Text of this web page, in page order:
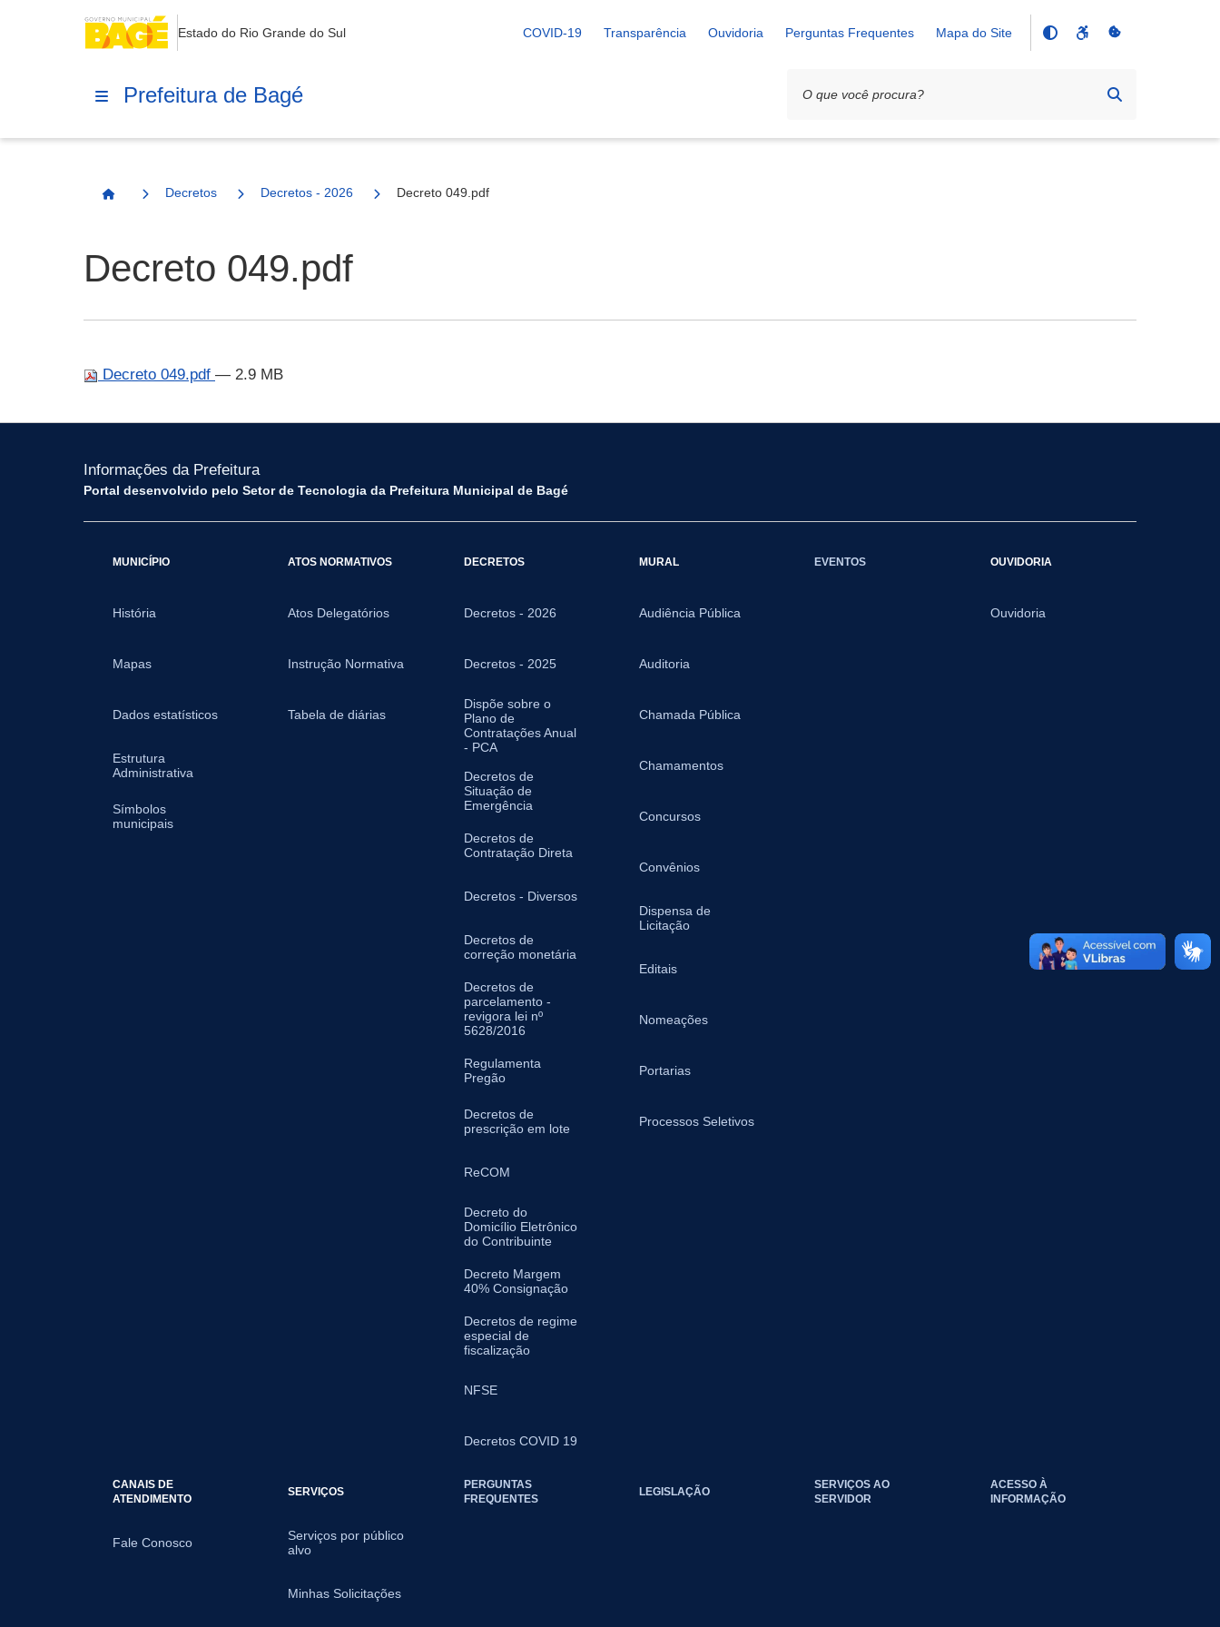
Estado do Rio Grande do Sul COVID-19 Transparência Ouvidoria Perguntas Frequentes Mapa do Site
Prefeitura de Bagé
Página Inicial
Decretos Decretos - 2026 Decreto 049.pdf
Decreto 049.pdf
Decreto 049.pdf — 2.9 MB
Informações da Prefeitura
Portal desenvolvido pelo Setor de Tecnologia da Prefeitura Municipal de Bagé
MUNICÍPIO
História
Mapas
Dados estatísticos
Estrutura
Administrativa
Símbolos
municipais
ATOS NORMATIVOS
Atos Delegatórios
Instrução Normativa
Tabela de diárias
DECRETOS
Decretos - 2026
Decretos - 2025
Dispõe sobre o
Plano de
Contratações Anual
- PCA
Decretos de
Situação de
Emergência
Decretos de
Contratação Direta
Decretos - Diversos
Decretos de
correção monetária
Decretos de
parcelamento -
revigora lei nº
5628/2016
Regulamenta
Pregão
Decretos de
prescrição em lote
ReCOM
Decreto do
Domicílio Eletrônico
do Contribuinte
Decreto Margem
40% Consignação
Decretos de regime
especial de
fiscalização
NFSE
Decretos COVID 19
MURAL
Audiência Pública
Auditoria
Chamada Pública
Chamamentos
Concursos
Convênios
Dispensa de
Licitação
Editais
Nomeações
Portarias
Processos Seletivos
EVENTOS OUVIDORIA
Ouvidoria
CANAIS DE
ATENDIMENTO
Fale Conosco
SERVIÇOS
Serviços por público
alvo
Minhas Solicitações
PERGUNTAS
FREQUENTES
LEGISLAÇÃO
SERVIÇOS AO
SERVIDOR
ACESSO À
INFORMAÇÃO